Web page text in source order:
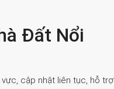
Đất Nổi
cập nhật liên tục, hỗ trợ